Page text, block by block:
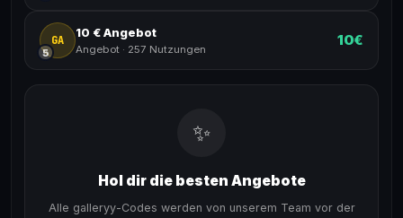
GA
5
10 € Angebot
Angebot · 257 Nutzungen
10€
✨
Hol dir die besten Angebote
Alle galleryy-Codes werden von unserem Team vor der